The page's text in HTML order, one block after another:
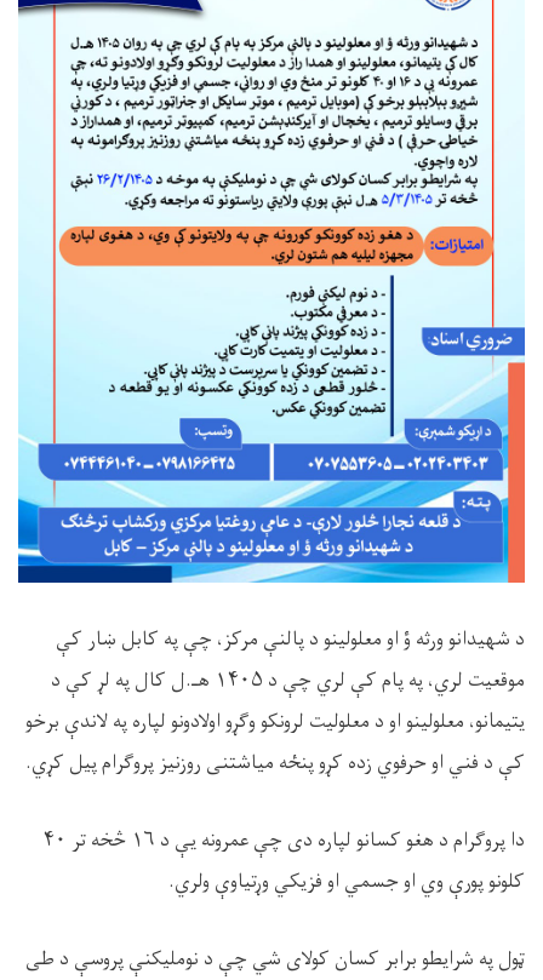
د شهیدانو ورثه ؤ او معلولینو د پالنې مرکز، چې په کابل ښار کې
موقعیت لري، په پام کې لري چې د ۱۴۰۵ هـ.ل کال په لړ کې د
یتیمانو، معلولینو او د معلولیت لرونکو وګړو اولادونو لپاره په لاندې برخو
کې د فني او حرفوي زده کړو پنځه میاشتنی روزنیز پروګرام پیل کړي.
دا پروګرام د هغو کسانو لپاره دی چې عمرونه یې د ۱۶ څخه تر ۴۰
کلونو پورې وي او جسمي او فزیکي وړتیاوې ولري.
ټول په شرایطو برابر کسان کولای شي چې د نوملیکنې پروسې د طی